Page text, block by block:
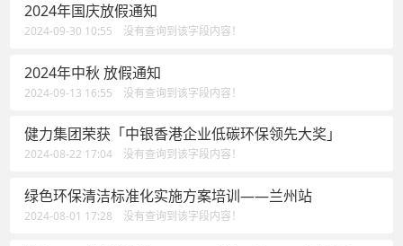
2024年国庆放假通知
2024-09-30 10:55 没有查询到该字段内容！
2024年中秋 放假通知
2024-09-13 16:55 没有查询到该字段内容！
健力集团荣获「中银香港企业低碳环保领先大奖」
2024-08-22 17:04 没有查询到该字段内容！
绿色环保清洁标准化实施方案培训——兰州站
2024-08-01 17:28 没有查询到该字段内容！